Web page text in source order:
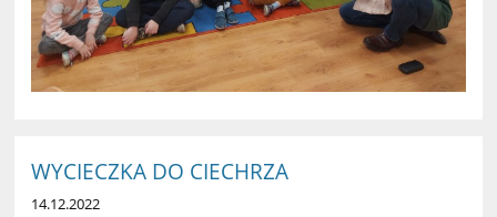
WYCIECZKA DO CIECHRZA
14.12.2022